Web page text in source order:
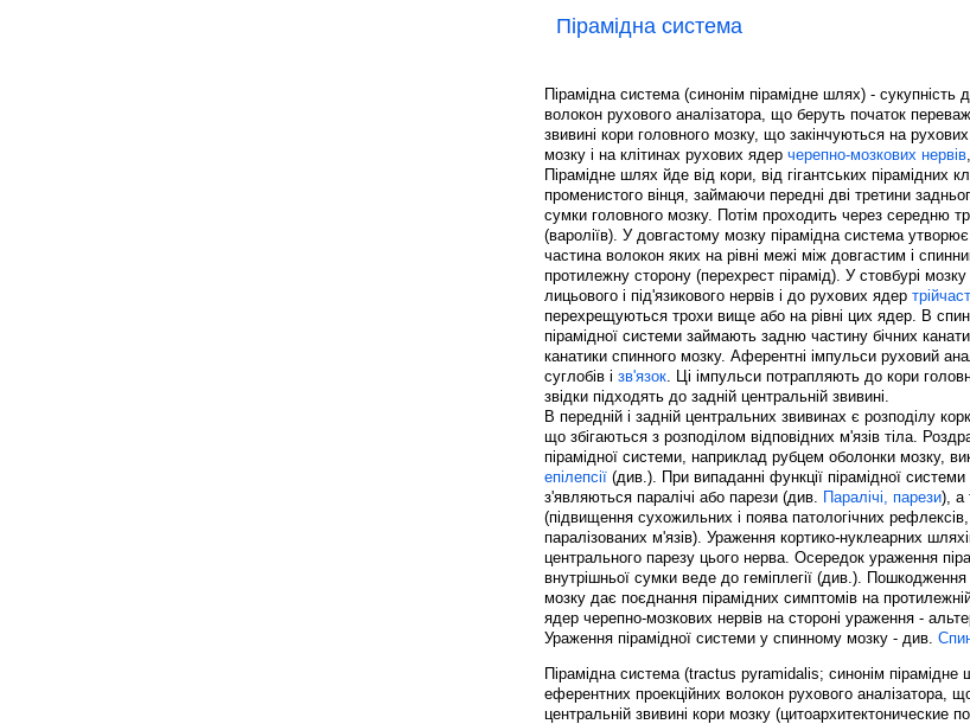
Пірамідна система
Пірамідна система (синонім пірамідне шлях) - сукупність
волокон рухового аналізатора, що беруть початок
звивині кори головного мозку, що закінчуються на рухових
мозку і на клітинах рухових ядер черепно-мозкових нервів
Пірамідне шлях йде від кори, від гігантських пірамідних
променистого вінця, займаючи передні дві третини
сумки головного мозку. Потім проходить через середню
(вароліїв). У довгастому мозку пірамідна система утворює
частина волокон яких на рівні межі між довгастим і
протилежну сторону (перехрест пірамід). У стовбурі
лицьового і під'язикового нервів і до рухових ядер
перехрещуються трохи вище або на рівні цих ядер. В
пірамідної системи займають задню частину бічних
канатики спинного мозку. Аферентні імпульси руховий
суглобів і зв'язок. Ці імпульси потрапляють до кори
звідки підходять до задній центральній звивині.
В передній і задній центральних звивинах є розподілу
що збігаються з розподілом відповідних м'язів тіла.
пірамідної системи, наприклад рубцем оболонки мозку,
епілепсії (див.). При випаданні функції пірамідної
з'являються паралічі або парези (див. Паралічі, парези), а
(підвищення сухожильних і поява патологічних
паралізованих м'язів). Ураження кортико-нуклеарних
центрального парезу цього нерва. Осередок ураження
внутрішньої сумки веде до геміплегії (див.). Пошкодження
мозку дає поєднання пірамідних симптомів на
ядер черепно-мозкових нервів на стороні ураження -
Ураження пірамідної системи у спинному мозку - див.
Пірамідна система (tractus pyramidalis; синонім
еферентних проекційних волокон рухового аналізатора,
центральній звивині кори мозку (цитоархитектонические